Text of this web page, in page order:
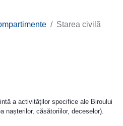
Starea civilă
a activităților specifice ale Biroului
nașterilor, căsătoriilor, deceselor).